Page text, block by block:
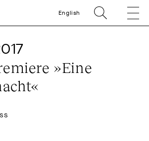
English
»Eine